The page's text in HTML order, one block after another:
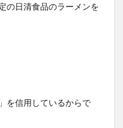
の日清食品のラーメンを
を信用しているからで